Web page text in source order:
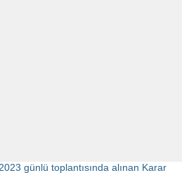
günlü toplantısında alınan Karar